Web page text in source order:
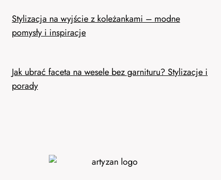
Stylizacja na wyjście z koleżankami – modne
pomysły i inspiracje
Jak ubrać faceta na wesele bez garnituru? Stylizacje i
porady